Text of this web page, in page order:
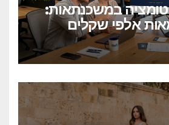
במשכנתאות:
אלפי שקלים